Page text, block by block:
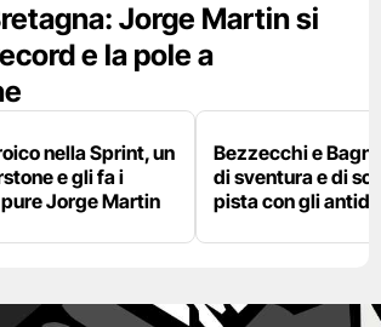
Jorge Martin si
e la pole a
nella Sprint, un
e gli fa i
Jorge Martin
Bezzecchi e
di sventura e di
pista con gli